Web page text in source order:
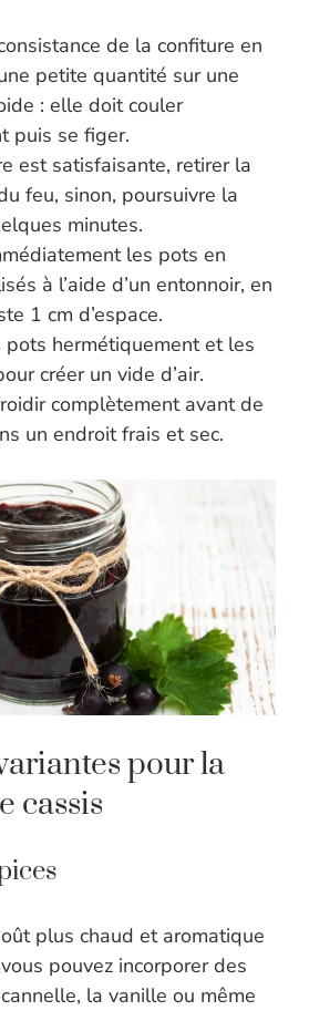
de la confiture en
petite quantité sur une
: elle doit couler
puis se figer.
est satisfaisante, retirer la
feu, sinon, poursuivre la
minutes.
les pots en
à l’aide d’un entonnoir, en
1 cm d’espace.
pots hermétiquement et les
créer un vide d’air.
complètement avant de
un endroit frais et sec.
pour la
cassis
plus chaud et aromatique
pouvez incorporer des
la vanille ou même